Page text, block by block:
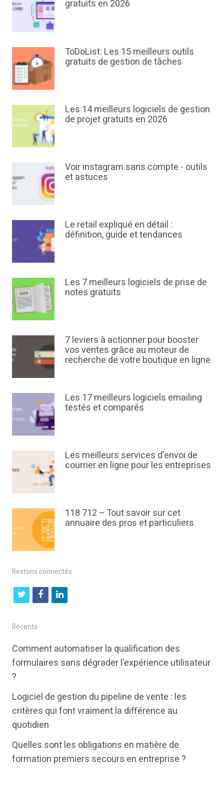
gratuits en 2026
ToDoList: Les 15 meilleurs outils
gratuits de gestion de tâches
Les 14 meilleurs logiciels de gestion
de projet gratuits en 2026
Voir instagram sans compte - outils
et astuces
Le retail expliqué en détail :
définition, guide et tendances
Les 7 meilleurs logiciels de prise de
notes gratuits
7 leviers à actionner pour booster
vos ventes grâce au moteur de
recherche de votre boutique en ligne
Les 17 meilleurs logiciels emailing
testés et comparés
Les meilleurs services d’envoi de
courrier en ligne pour les entreprises
118 712 – Tout savoir sur cet
annuaire des pros et particuliers
Restons connectés
t
i
t
r
f
b
k
l
k
e
n
Récents
Comment automatiser la qualification des
formulaires sans dégrader l’expérience utilisateur
?
Logiciel de gestion du pipeline de vente : les
critères qui font vraiment la différence au
quotidien
Quelles sont les obligations en matière de
formation premiers secours en entreprise ?